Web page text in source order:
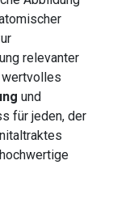
relevanter
wertvolles
und
für jeden, der